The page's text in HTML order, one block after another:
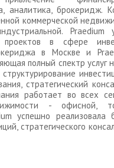
аналитика, брокеридж.
коммерческой
Praedium
проектов в сфере
в Москве и
полный спектр услуг
стратегический
работает во всех
- офисной,
успешно реализовала
стратегического